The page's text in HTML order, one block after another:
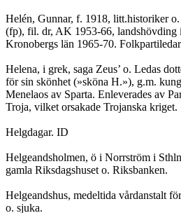
Helén, Gunnar, f. 1918, litt.historiker
(fp), fil. dr, AK 1953-66, landshövding i
Kronobergs län 1965-70.
Helena, i grek, saga Zeus’ o. Ledas
för sin skönhet (»sköna H.»), g.m. kung
Menelaos av Sparta. Enleverades av
Troja, vilket orsakade Trojanska kriget.
Helgdagar. ID
Helgeandsholmen, ö i Norrström i
gamla Riksdagshuset o. Riksbanken.
Helgeandshus, medeltida vårdanstalt
o. sjuka.